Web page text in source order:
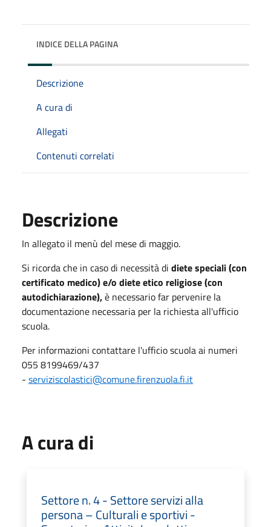
INDICE DELLA PAGINA
Descrizione
A cura di
Allegati
Contenuti correlati
Descrizione
In allegato il menù del mese di maggio.
Si ricorda che in caso di necessità di diete speciali (con
certificato medico) e/o diete etico religiose (con
autodichiarazione),è necessario far pervenire la
documentazione necessaria per la richiesta all'ufficio
scuola.
Per informazioni contattare l'ufficio scuola ai numeri
055 8199469/437
- serviziscolastici@comune.firenzuola.fi.it
A cura di
Settore n. 4 - Settore servizi alla
persona – Culturali e sportivi -